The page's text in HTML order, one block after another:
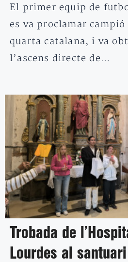
El primer equip de
es va proclamar
quarta catalana, i va
l’ascens directe de…
Trobada de
Lourdes al